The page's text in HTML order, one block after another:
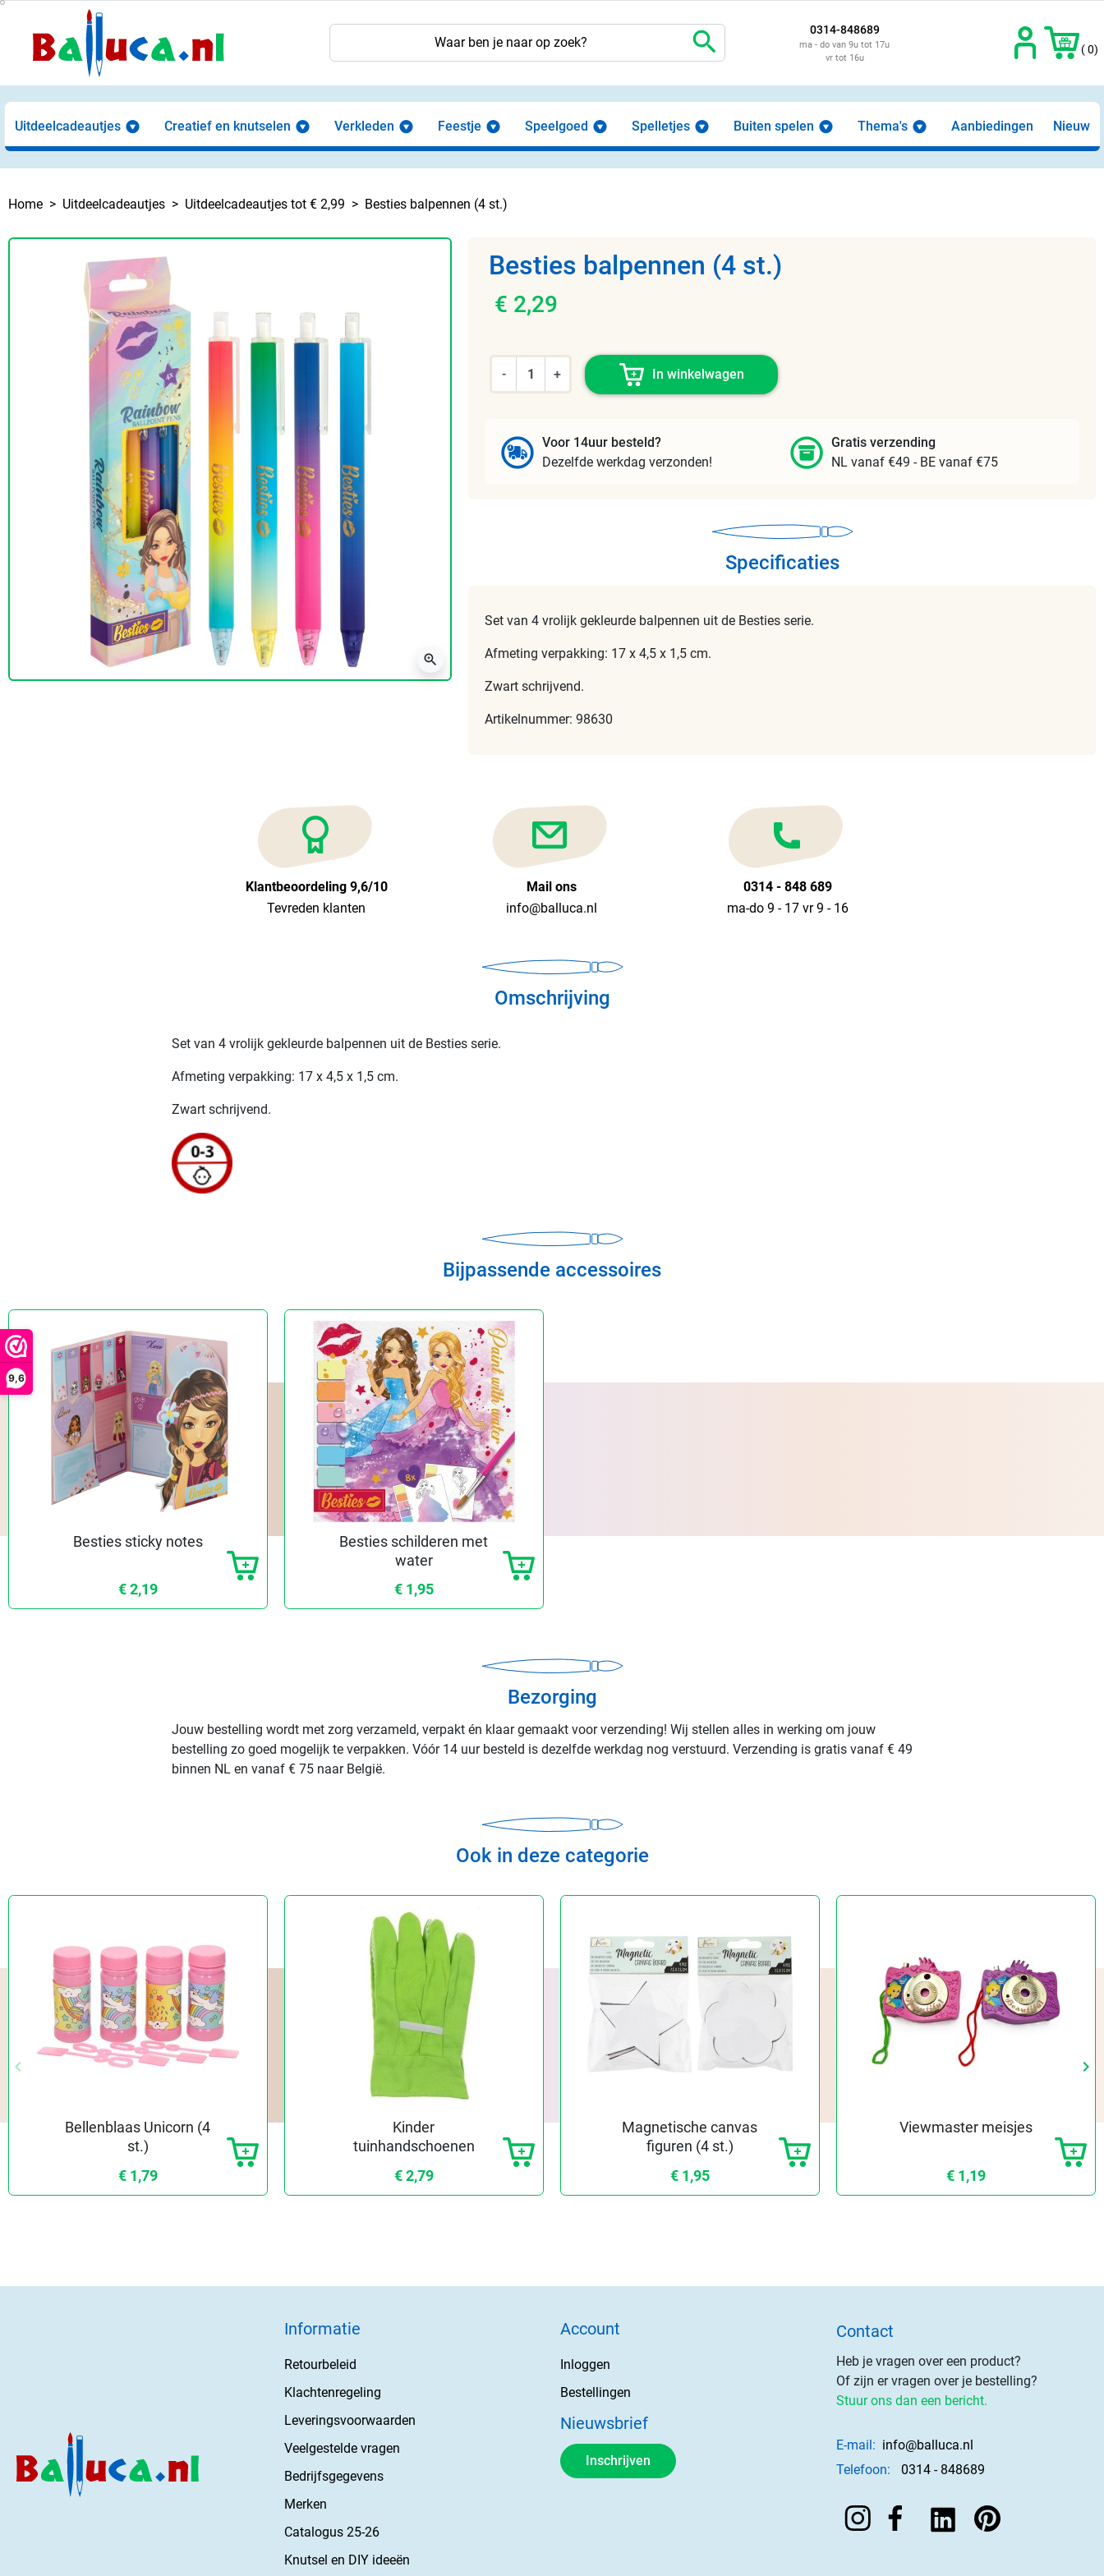
9,6
search 0314-848689
ma - do van 9u tot 17u
vr tot 16u
( 0)
Uitdeelcadeautjes Creatief en knutselen Verkleden Feestje Speelgoed Spelletjes Buiten spelen Thema's Aanbiedingen Nieuw
Home Uitdeelcadeautjes Uitdeelcadeautjes tot € 2,99 Besties balpennen (4 st.)
zoom_in
Besties balpennen (4 st.)
€ 2,29
- + In winkelwagen
Voor 14uur besteld?
Dezelfde werkdag verzonden!
Gratis verzending
NL vanaf €49 - BE vanaf €75
Specificaties
Set van 4 vrolijk gekleurde balpennen uit de Besties serie.
Afmeting verpakking: 17 x 4,5 x 1,5 cm.
Zwart schrijvend.
Artikelnummer: 98630
Klantbeoordeling 9,6/10
Tevreden klanten
Mail ons
info@balluca.nl
0314 - 848 689
ma-do 9 - 17 vr 9 - 16
Omschrijving
Set van 4 vrolijk gekleurde balpennen uit de Besties serie.
Afmeting verpakking: 17 x 4,5 x 1,5 cm.
Zwart schrijvend.
Bijpassende accessoires
Besties sticky notes
€ 2,19
Besties schilderen met
water
€ 1,95
Bezorging
Jouw bestelling wordt met zorg verzameld, verpakt én klaar gemaakt voor verzending! Wij stellen alles in werking om jouw
bestelling zo goed mogelijk te verpakken. Vóór 14 uur besteld is dezelfde werkdag nog verstuurd. Verzending is gratis vanaf € 49
binnen NL en vanaf € 75 naar België.
Ook in deze categorie
Vorige
keyboard_arrow_left keyboard_arrow_right
Bellenblaas Unicorn (4
st.)
€ 1,79
Kinder
tuinhandschoenen
€ 2,79
Magnetische canvas
figuren (4 st.)
€ 1,95
Viewmaster meisjes
€ 1,19
Informatie
Retourbeleid
Klachtenregeling
Leveringsvoorwaarden
Veelgestelde vragen
Bedrijfsgegevens
Merken
Catalogus 25-26
Knutsel en DIY ideeën
Account
Inloggen
Bestellingen
Nieuwsbrief
Inschrijven
Contact
Heb je vragen over een product?
Of zijn er vragen over je bestelling?
Stuur ons dan een bericht.
E-mail: info@balluca.nl
Telefoon:
0314 - 848689